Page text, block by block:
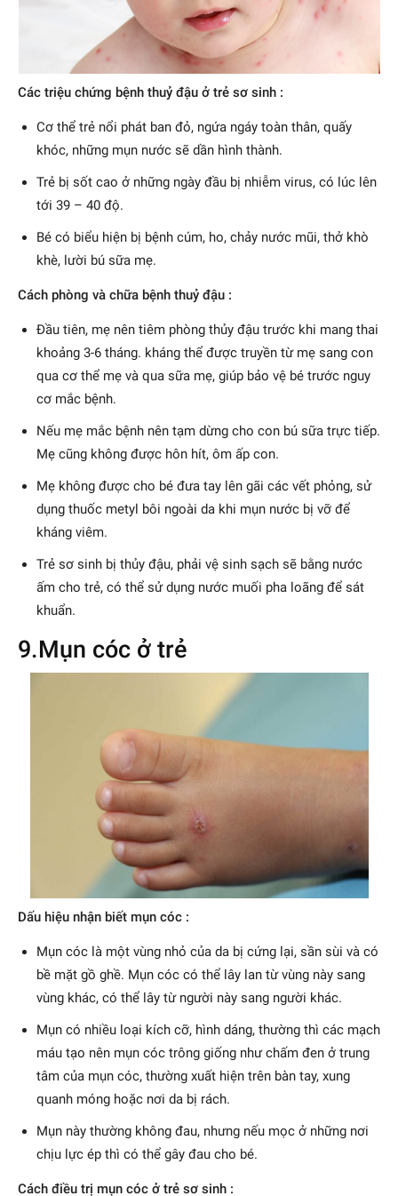
Các triệu chứng bệnh thuỷ đậu ở trẻ sơ sinh :
Cơ thể trẻ nổi phát ban đỏ, ngứa ngáy toàn thân, quấy
khóc, những mụn nước sẽ dần hình thành.
Trẻ bị sốt cao ở những ngày đầu bị nhiễm virus, có lúc lên
tới 39 – 40 độ.
Bé có biểu hiện bị bệnh cúm, ho, chảy nước mũi, thở khò
khè, lười bú sữa mẹ.
Cách phòng và chữa bệnh thuỷ đậu :
Đầu tiên, mẹ nên tiêm phòng thủy đậu trước khi mang thai
khoảng 3-6 tháng. kháng thể được truyền từ mẹ sang con
qua cơ thể mẹ và qua sữa mẹ, giúp bảo vệ bé trước nguy
cơ mắc bệnh.
Nếu mẹ mắc bệnh nên tạm dừng cho con bú sữa trực tiếp.
Mẹ cũng không được hôn hít, ôm ấp con.
Mẹ không được cho bé đưa tay lên gãi các vết phỏng, sử
dụng thuốc metyl bôi ngoài da khi mụn nước bị vỡ để
kháng viêm.
Trẻ sơ sinh bị thủy đậu, phải vệ sinh sạch sẽ bằng nước
ấm cho trẻ, có thể sử dụng nước muối pha loãng để sát
khuẩn.
9.Mụn cóc ở trẻ
Dấu hiệu nhận biết mụn cóc :
Mụn cóc là một vùng nhỏ của da bị cứng lại, sần sùi và có
bề mặt gồ ghề. Mụn cóc có thể lây lan từ vùng này sang
vùng khác, có thể lây từ người này sang người khác.
Mụn có nhiều loại kích cỡ, hình dáng, thường thì các mạch
máu tạo nên mụn cóc trông giống như chấm đen ở trung
tâm của mụn cóc, thường xuất hiện trên bàn tay, xung
quanh móng hoặc nơi da bị rách.
Mụn này thường không đau, nhưng nếu mọc ở những nơi
chịu lực ép thì có thể gây đau cho bé.
Cách điều trị mụn cóc ở trẻ sơ sinh :